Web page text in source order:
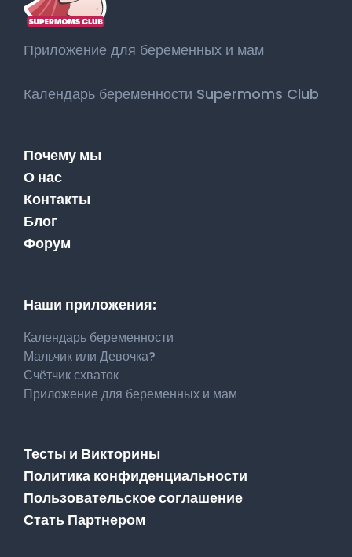
Приложение для беременных и мам
Календарь беременности Supermoms Club
Почему мы
О нас
Контакты
Блог
Форум
Наши приложения:
Календарь беременности
Мальчик или Девочка?
Счётчик схваток
Приложение для беременных и мам
Тесты и Викторины
Политика конфиденциальности
Пользовательское соглашение
Стать Партнером